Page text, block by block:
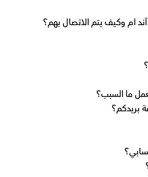
ام وكيف يتم الاتصال بهم؟
ما السبب؟
بريدكم؟